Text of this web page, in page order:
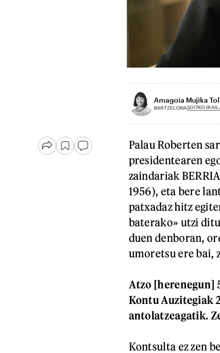
Amagoia Mujika
BARTZELONA2017KO
Palau Roberten
presidentearen
zaindariak
1956), eta bere
patxadaz hitz
baterako» utzi
duen denboran,
umoretsu ere bai,
Atzo [herenegun]
Kontu Auzitegiak
antolatzeagatik.
Kontsulta ez zen